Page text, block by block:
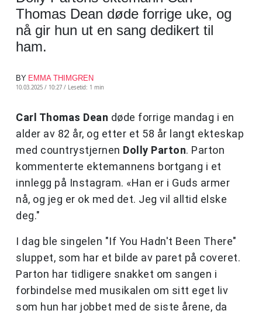
Thomas Dean døde forrige uke, og
nå gir hun ut en sang dedikert til
ham.
BY EMMA THIMGREN
10.03.2025 / 10:27 / Lesetid: 1 min
Carl Thomas Dean døde forrige mandag i en
alder av 82 år, og etter et 58 år langt ekteskap
med countrystjernen Dolly Parton. Parton
kommenterte ektemannens bortgang i et
innlegg på Instagram. «Han er i Guds armer
nå, og jeg er ok med det. Jeg vil alltid elske
deg."
I dag ble singelen "If You Hadn't Been There"
sluppet, som har et bilde av paret på coveret.
Parton har tidligere snakket om sangen i
forbindelse med musikalen om sitt eget liv
som hun har jobbet med de siste årene, da